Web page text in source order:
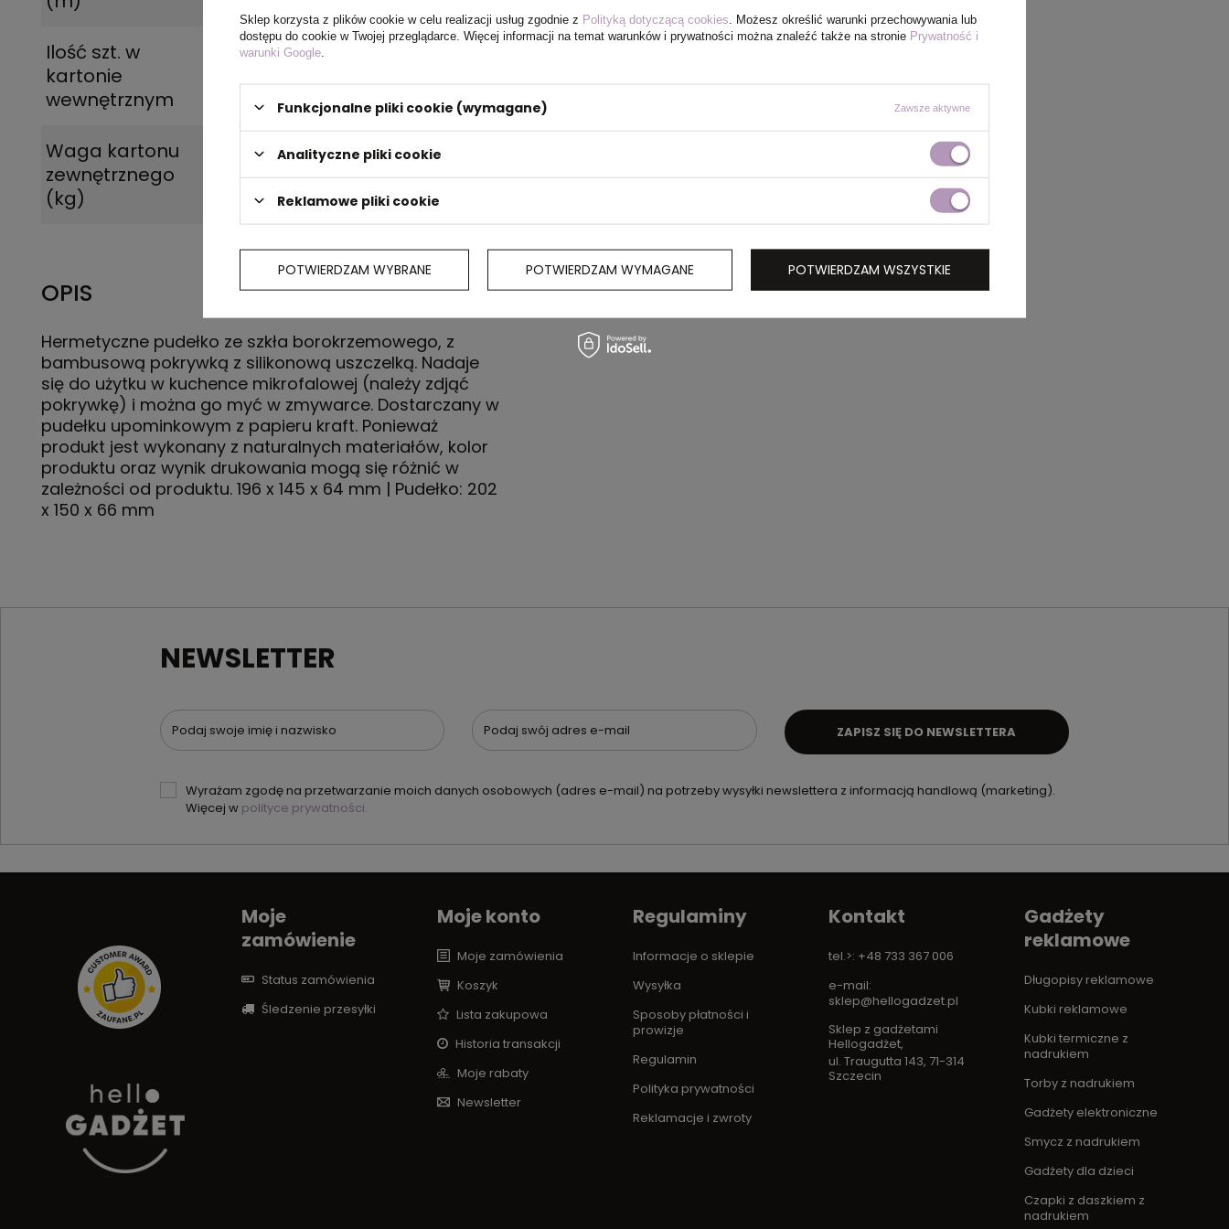
Ilość szt. w
kartonie
wewnętrznym
Waga kartonu
zewnętrznego
(kg)
14.050
OPIS
Hermetyczne pudełko ze szkła borokrzemowego, z
bambusową pokrywką z silikonową uszczelką. Nadaje
się do użytku w kuchence mikrofalowej (należy zdjąć
pokrywkę) i można go myć w zmywarce. Dostarczany w
pudełku upominkowym z papieru kraft. Ponieważ
produkt jest wykonany z naturalnych materiałów, kolor
produktu oraz wynik drukowania mogą się różnić w
zależności od produktu. 196 x 145 x 64 mm | Pudełko: 202
x 150 x 66 mm
NEWSLETTER
Podaj swoje imię i nazwisko Podaj swój adres e-mail
Wyrażam zgodę na przetwarzanie moich danych osobowych (adres e-mail) na potrzeby wysyłki newslettera z informacją handlową (marketing).
Więcej w polityce prywatności.
ZAPISZ SIĘ DO NEWSLETTERA
Moje
zamówienie
Status zamówienia
Śledzenie przesyłki
Moje konto
Moje zamówienia
Koszyk
Lista zakupowa
Historia transakcji
Moje rabaty
Newsletter
Regulaminy
Informacje o sklepie
Wysyłka
Sposoby płatności i
prowizje
Regulamin
Polityka prywatności
Reklamacje i zwroty
Kontakt
tel.>: +48 733 367 006
e-mail:
sklep@hellogadzet.pl
Sklep z gadżetami
Hellogadżet,
ul. Traugutta 143, 71-314
Szczecin
Gadżety
reklamowe
Długopisy reklamowe
Kubki reklamowe
Kubki termiczne z
nadrukiem
Torby z nadrukiem
Gadżety elektroniczne
Smycz z nadrukiem
Gadżety dla dzieci
Czapki z daszkiem z
nadrukiem
Sklep korzysta z plików cookie w celu realizacji usług zgodnie z Polityką dotyczącą cookies . Możesz określić warunki przechowywania lub
dostępu do cookie w Twojej przeglądarce. Więcej informacji na temat warunków i prywatności można znaleźć także na stronie Prywatność i
warunki Google
Funkcjonalne pliki cookie (wymagane) Zawsze aktywne
Analityczne pliki cookie
Reklamowe pliki cookie
POTWIERDZAM WYBRANE POTWIERDZAM WYMAGANE POTWIERDZAM WSZYSTKIE